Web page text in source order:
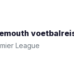
League